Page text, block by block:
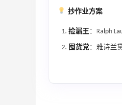
抄作业方案
捡漏王 ：Ralph
囤货党：雅诗兰